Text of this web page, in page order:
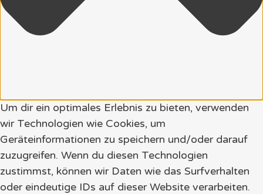
Um dir ein optimales Erlebnis zu bieten, verwenden
wir Technologien wie Cookies, um
Geräteinformationen zu speichern und/oder darauf
zuzugreifen. Wenn du diesen Technologien
zustimmst, können wir Daten wie das Surfverhalten
oder eindeutige IDs auf dieser Website verarbeiten.